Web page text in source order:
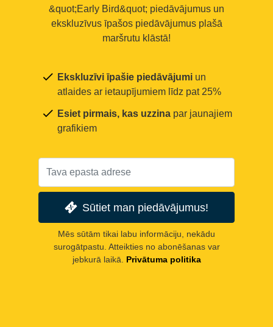
&quot;Early Bird&quot; piedāvājumus un
ekskluzīvus īpašos piedāvājumus plašā
maršrutu klāstā!
Ekskluzīvi īpašie piedāvājumi un
atlaides ar ietaupījumiem līdz pat 25%
Esiet pirmais, kas uzzina par jaunajiem
grafikiem
Sūtiet man piedāvājumus!
Mēs sūtām tikai labu informāciju, nekādu
surogātpastu. Atteikties no abonēšanas var
jebkurā laikā. Privātuma politika